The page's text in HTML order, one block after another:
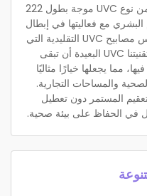
تنبعث مصابيح الإضاءة العميقة لدينا من نوع UVC موجة بطول 222
البشري مع فعاليتها في إبطال
مفعول مسببات الأمراض. وعلى عكس مصابيح UVC التقليدية التي
قد تشكل مخاطر صحية، تضمن تقنيتنا UVC البعيدة أن تبقى
مما يجعلها خيارًا مثاليًا
والمساحات التجارية.
المستمر دون تعطيل
في الحفاظ على بيئة صحية.